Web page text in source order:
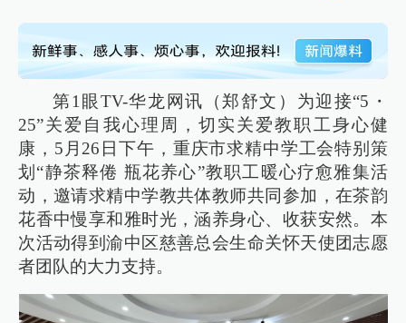
第1眼TV-华龙网讯（郑舒文）为迎接“5・
25”关爱自我心理周，切实关爱教职工身心健
康，5月26日下午，重庆市求精中学工会特别策
划“静茶释倦 瓶花养心”教职工暖心疗愈雅集活
动，邀请求精中学教共体教师共同参加，在茶韵
花香中慢享和雅时光，涵养身心、收获安然。本
次活动得到渝中区慈善总会生命关怀天使团志愿
者团队的大力支持。